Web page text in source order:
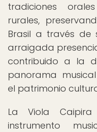
tradiciones
rurales,
Brasil a través de
arraigada
contribuido a la
panorama
el patrimonio
La Viola
instrumento